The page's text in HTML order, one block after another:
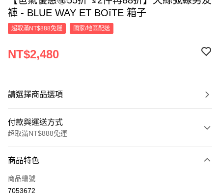
褲 - BLUE WAY ET BOîTE 箱子
超取滿NT$888免運 國家/地區配送
NT$2,480
請選擇商品選項
付款與運送方式
超取滿NT$888免運
信用卡一次付款
超商取貨付款
商品特色
商品編號
7053672